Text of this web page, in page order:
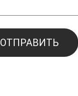
ОТПРАВИТЬ